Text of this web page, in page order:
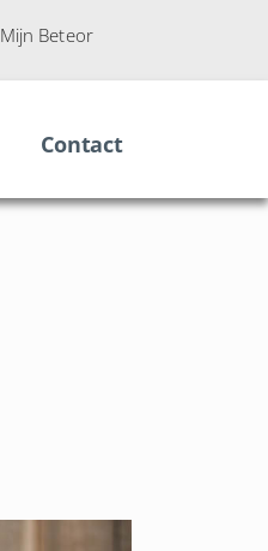
Mijn Beteor
Contact